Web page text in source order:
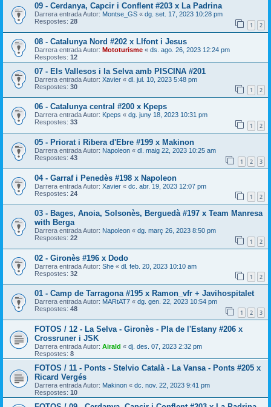
09 - Cerdanya, Capcir i Conflent #203 x La Padrina
Darrera entrada Autor: Montse_GS « dg. set. 17, 2023 10:28 pm
Respostes: 28 1 2
08 - Catalunya Nord #202 x Llfont i Jesus
Darrera entrada Autor: Mototurisme « ds. ago. 26, 2023 12:24 pm
Respostes: 12
07 - Els Vallesos i la Selva amb PISCINA #201
Darrera entrada Autor: Xavier « dl. jul. 10, 2023 5:48 pm
Respostes: 30 1 2
06 - Catalunya central #200 x Kpeps
Darrera entrada Autor: Kpeps « dg. juny 18, 2023 10:31 pm
Respostes: 33 1 2
05 - Priorat i Ribera d'Ebre #199 x Makinon
Darrera entrada Autor: Napoleon « dl. maig 22, 2023 10:25 am
Respostes: 43 1 2 3
04 - Garraf i Penedès #198 x Napoleon
Darrera entrada Autor: Xavier « dc. abr. 19, 2023 12:07 pm
Respostes: 24 1 2
03 - Bages, Anoia, Solsonès, Berguedà #197 x Team Manresa
with Berga
Darrera entrada Autor: Napoleon « dg. març 26, 2023 8:50 pm
Respostes: 22 1 2
02 - Gironès #196 x Dodo
Darrera entrada Autor: She « dl. feb. 20, 2023 10:10 am
Respostes: 32 1 2
01 - Camp de Tarragona #195 x Ramon_vfr + Javihospitalet
Darrera entrada Autor: MARtAT7 « dg. gen. 22, 2023 10:54 pm
Respostes: 48 1 2 3
FOTOS / 12 - La Selva - Gironès - Pla de l'Estany #206 x
Crossruner i JSK
Darrera entrada Autor: Airald « dj. des. 07, 2023 2:32 pm
Respostes: 8
FOTOS / 11 - Ponts - Stelvio Català - La Vansa - Ponts #205 x
Ricard Vergés
Darrera entrada Autor: Makinon « dc. nov. 22, 2023 9:41 pm
Respostes: 10